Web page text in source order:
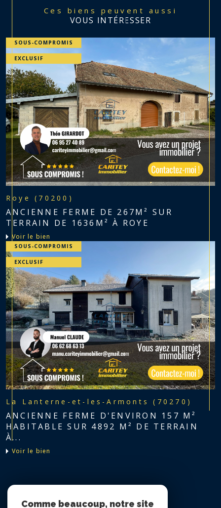
Ces biens peuvent aussi
VOUS INTÉRESSER
SOUS-COMPROMIS
EXCLUSIF
Roye (70200)
ANCIENNE FERME DE 267M² SUR
TERRAIN DE 1636M² À ROYE
voir le bien
SOUS-COMPROMIS
EXCLUSIF
La Lanterne-et-les-Armonts (70270)
ANCIENNE FERME D'ENVIRON 157 M²
HABITABLE SUR 4892 M² DE TERRAIN
À...
voir le bien
Comme beaucoup, notre site